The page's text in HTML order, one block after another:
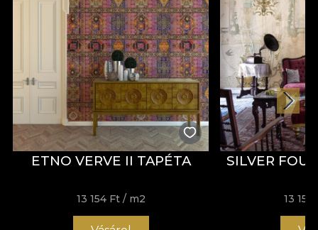
ETNO VERVE II TAPÉTA
13 154 Ft / m2
SILVER
13 154